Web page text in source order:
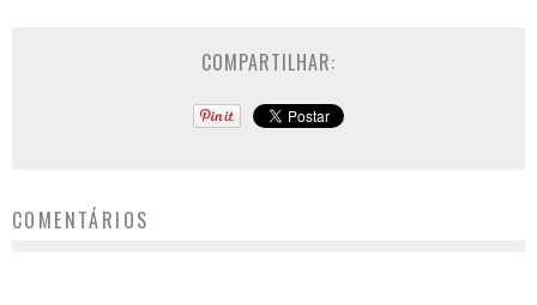
COMPARTILHAR:
COMENTÁRIOS